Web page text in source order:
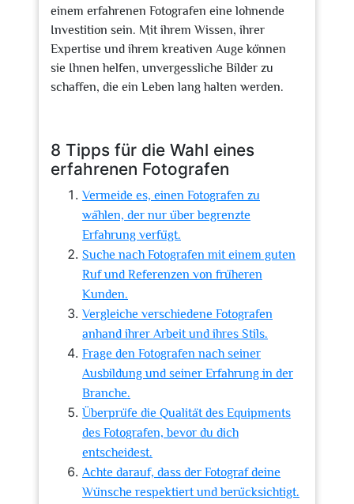
einem erfahrenen Fotografen eine lohnende
Investition sein. Mit ihrem Wissen, ihrer
Expertise und ihrem kreativen Auge können
sie Ihnen helfen, unvergessliche Bilder zu
schaffen, die ein Leben lang halten werden.
8 Tipps für die Wahl eines
erfahrenen Fotografen
Vermeide es, einen Fotografen zu
wählen, der nur über begrenzte
Erfahrung verfügt.
Suche nach Fotografen mit einem guten
Ruf und Referenzen von früheren
Kunden.
Vergleiche verschiedene Fotografen
anhand ihrer Arbeit und ihres Stils.
Frage den Fotografen nach seiner
Ausbildung und seiner Erfahrung in der
Branche.
Überprüfe die Qualität des Equipments
des Fotografen, bevor du dich
entscheidest.
Achte darauf, dass der Fotograf deine
Wünsche respektiert und berücksichtigt.